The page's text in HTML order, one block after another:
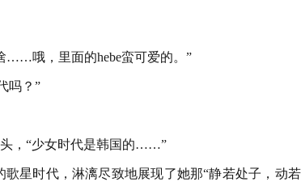
……哦，里面的hebe蛮可爱的。”
吗？”
头，“少女时代是韩国的……”
星时代，淋漓尽致地展现了她那“静若处子，动